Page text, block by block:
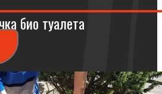
био туалета